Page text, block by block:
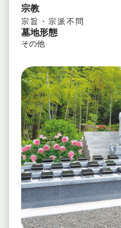
宗教
宗旨・宗派不問
墓地形態
その他